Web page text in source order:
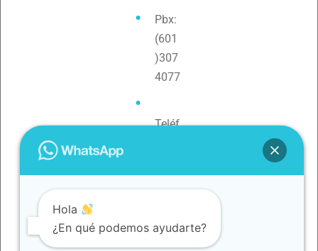
Pbx:
(601
)307
4077
Teléf
Hola
¿En qué podemos ayudarte?